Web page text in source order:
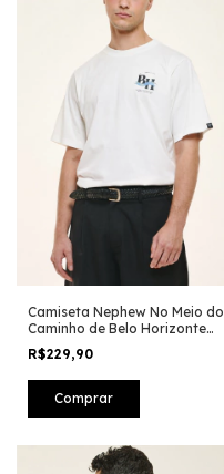
Camiseta Nephew No Meio do
Caminho de Belo Horizonte
Branco
R$229,90
Comprar